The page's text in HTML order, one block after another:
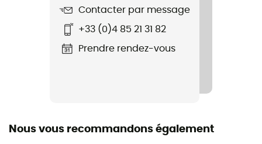
Nom du produit
Freerider Pro Boa
Contacter par message
+33 (0)4 85 21 31 82
Prendre rendez-vous
Nous vous recommandons également